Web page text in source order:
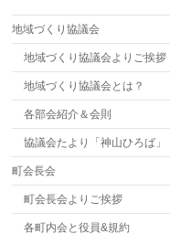
地域づくり協議会
地域づくり協議会よりご挨拶
地域づくり協議会とは？
各部会紹介＆会則
協議会たより「神山ひろば」
町会長会
町会長会よりご挨拶
各町内会と役員&規約